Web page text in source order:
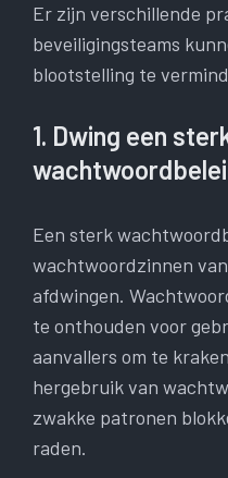
Er zijn verschillende
beveiligingsteams
blootstelling te
1. Dwing een
Een sterk
wachtwoordzinnen
afdwingen.
te onthouden voor
aanvallers om te
hergebruik van
zwakke patronen
raden.